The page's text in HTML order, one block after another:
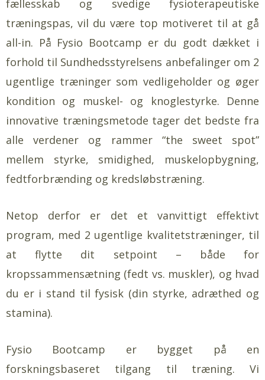
fællesskab og svedige fysioterapeutiske
træningspas, vil du være top motiveret til at gå
all-in. På Fysio Bootcamp er du godt dækket i
forhold til Sundhedsstyrelsens anbefalinger om 2
ugentlige træninger som vedligeholder og øger
kondition og muskel- og knoglestyrke. Denne
innovative træningsmetode tager det bedste fra
alle verdener og rammer “the sweet spot”
mellem styrke, smidighed, muskelopbygning,
fedtforbrænding og kredsløbstræning.
Netop derfor er det et vanvittigt effektivt
program, med 2 ugentlige kvalitetstræninger, til
at flytte dit setpoint – både for
kropssammensætning (fedt vs. muskler), og hvad
du er i stand til fysisk (din styrke, adræthed og
stamina).
Fysio Bootcamp er bygget på en
forskningsbaseret tilgang til træning. Vi